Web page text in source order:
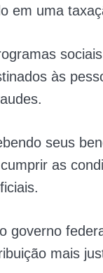
em uma
às
seus
as
governo
mais